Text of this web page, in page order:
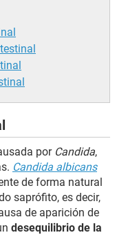
por Candida,
Candida albicans
de forma natural
saprófito, es decir,
de aparición de
desequilibrio de la